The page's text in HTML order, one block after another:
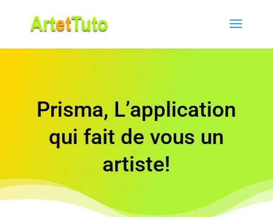
Prisma, L’application
qui fait de vous un
artiste!